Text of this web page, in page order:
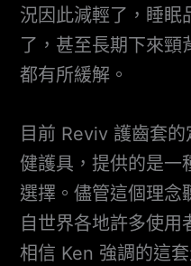
況因此減輕了，睡眠
了，甚至長期下來頸
都有所緩解。
目前 Reviv 護齒套
健護具，提供的是一
選擇。儘管這個理念
自世界各地許多使用
相信 Ken 強調的這